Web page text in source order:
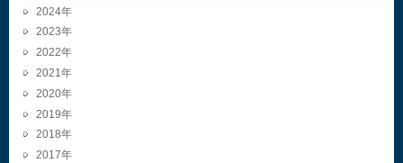
2024
2023
2022
2021
2020
2019
2018
2017